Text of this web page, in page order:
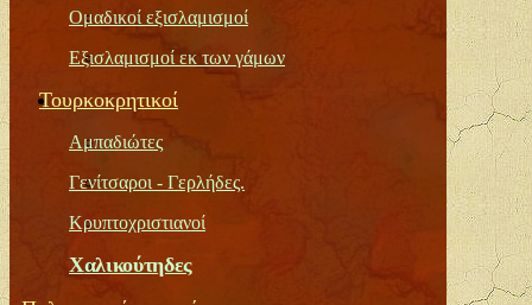
Ομαδικοί εξισλαμισμοί
Εξισλαμισμοί εκ των γάμων
Τουρκοκρητικοί
Αμπαδιώτες
Γενίτσαροι - Γερλήδες.
Κρυπτοχριστιανοί
Χαλικούτηδες